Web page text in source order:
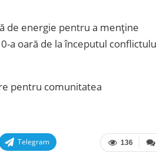
de energie pentru a menține
a oară de la începutul
pentru comunitatea
136
Telegram